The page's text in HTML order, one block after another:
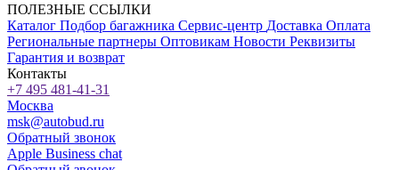
ПОЛЕЗНЫЕ ССЫЛКИ
Каталог Подбор багажника Сервис-центр Доставка Оплата
Региональные партнеры Оптовикам Новости Реквизиты
Гарантия и возврат
Контакты
+7 495 481-41-31
Москва
msk@autobud.ru
Обратный звонок
Apple Business chat